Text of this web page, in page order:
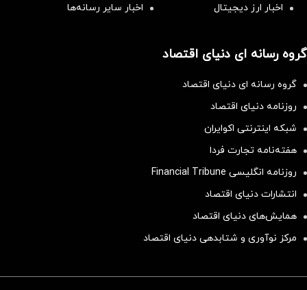
اخبار ارز دیجیتال
اخبار سایر رسانه‌‌ها
گروه رسانه ای دنیای اقتصاد
گروه رسانه ای دنیای اقتصاد
روزنامه دنیای اقتصاد
شبکه اینترنتی اکوایران
هفته‌نامه تجارت فردا
روزنامه انگلیسی Financial Tribune
انتشارات دنیای اقتصاد
همایش‌های دنیای اقتصاد
مرکز نوآوری و شتابدهی دنیای اقتصاد